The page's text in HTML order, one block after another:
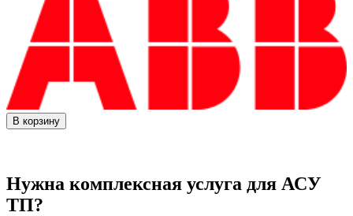
В корзину
Нужна комплексная услуга для АСУ
ТП?